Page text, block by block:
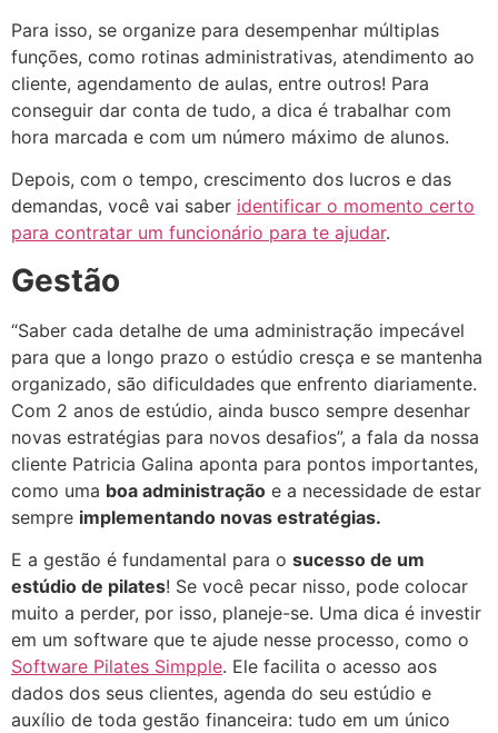
Para isso, se organize para desempenhar múltiplas
funções, como rotinas administrativas, atendimento ao
cliente, agendamento de aulas, entre outros! Para
conseguir dar conta de tudo, a dica é trabalhar com
hora marcada e com um número máximo de alunos.
Depois, com o tempo, crescimento dos lucros e das
demandas, você vai saber identificar o momento certo
para contratar um funcionário para te ajudar.
Gestão
“Saber cada detalhe de uma administração impecável
para que a longo prazo o estúdio cresça e se mantenha
organizado, são dificuldades que enfrento diariamente.
Com 2 anos de estúdio, ainda busco sempre desenhar
novas estratégias para novos desafios”, a fala da nossa
cliente Patricia Galina aponta para pontos importantes,
como uma boa administração e a necessidade de estar
sempre implementando novas estratégias.
E a gestão é fundamental para o sucesso de um
estúdio de pilates! Se você pecar nisso, pode colocar
muito a perder, por isso, planeje-se. Uma dica é investir
em um software que te ajude nesse processo, como o
Software Pilates Simpple. Ele facilita o acesso aos
dados dos seus clientes, agenda do seu estúdio e
auxílio de toda gestão financeira: tudo em um único